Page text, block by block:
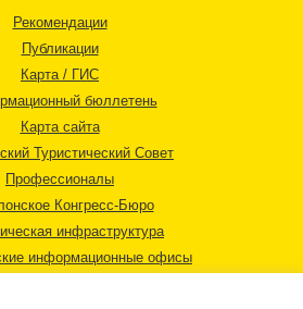
Рекомендации
Публикации
Карта / ГИС
бюллетень
Карта сайта
Туристический Совет
Профессионалы
Конгресс-Бюро
инфраструктура
информационные офисы